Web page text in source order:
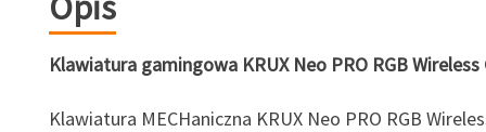
Klawiatura gamingowa KRUX Neo PRO RGB
Klawiatura MECHaniczna KRUX Neo PRO RGB